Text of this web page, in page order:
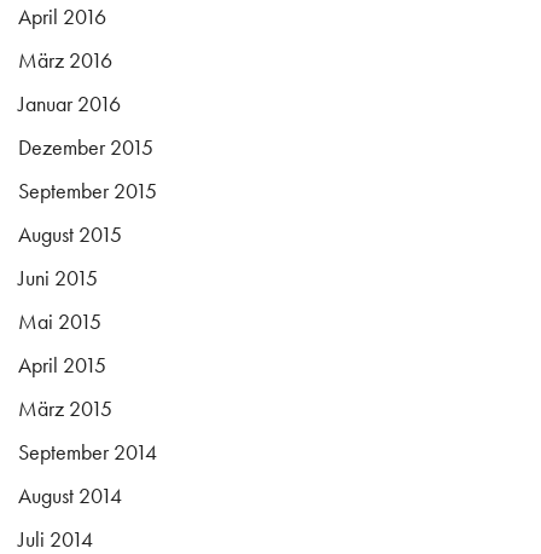
April 2016
März 2016
Januar 2016
Dezember 2015
September 2015
August 2015
Juni 2015
Mai 2015
April 2015
März 2015
September 2014
August 2014
Juli 2014